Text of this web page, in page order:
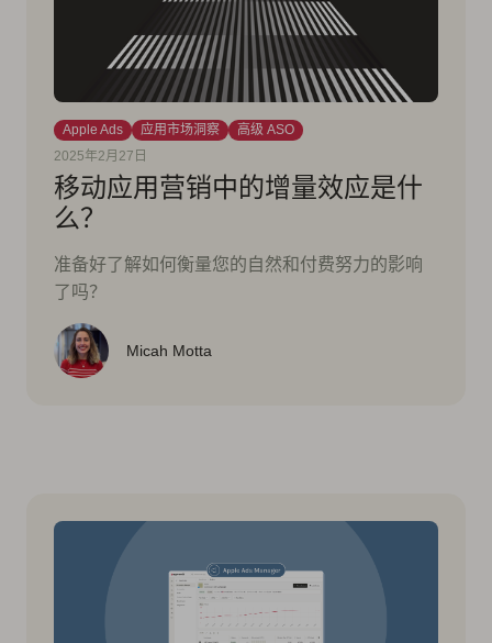
Apple Ads 应用市场洞察
高级 ASO
2025年2月27日
移动应用营销中的增量效应是什
么？
准备好了解如何衡量您的自然和付费努力的影响
了吗？
Micah Motta